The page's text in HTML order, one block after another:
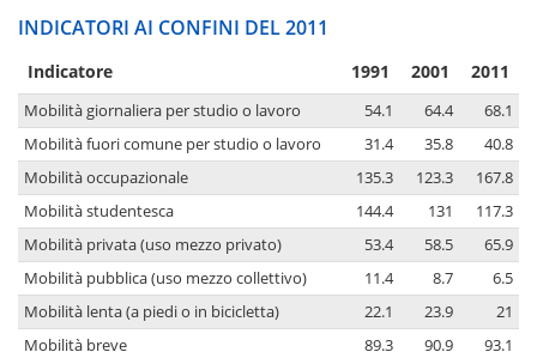
INDICATORI AI CONFINI DEL 2011
Indicatore 1991 2001 2011
Mobilità giornaliera per studio o lavoro 54.1 64.4
68.1
Mobilità fuori comune per studio o lavoro
31.4 35.8
40.8
Mobilità occupazionale
135.3 123.3
167.8
Mobilità studentesca
144.4 131
117.3
Mobilità privata (uso mezzo privato)
53.4 58.5
65.9
Mobilità pubblica (uso mezzo collettivo)
11.4 8.7
6.5
Mobilità lenta (a piedi o in bicicletta)
22.1 23.9
21
Mobilità breve
89.3 90.9
93.1